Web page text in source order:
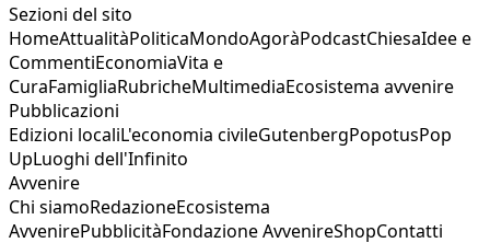
Sezioni del sito
HomeAttualitàPoliticaMondoAgoràPodcastChiesaIdee e
CommentiEconomiaVita e
CuraFamigliaRubricheMultimediaEcosistema avvenire
Pubblicazioni
Edizioni localiL'economia civileGutenbergPopotusPop
UpLuoghi dell'Infinito
Avvenire
Chi siamoRedazioneEcosistema
AvvenirePubblicitàFondazione AvvenireShopContatti